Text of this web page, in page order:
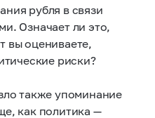
рубля в связи
Означает ли это,
вы оцениваете,
риски?
также упоминание
как политика —